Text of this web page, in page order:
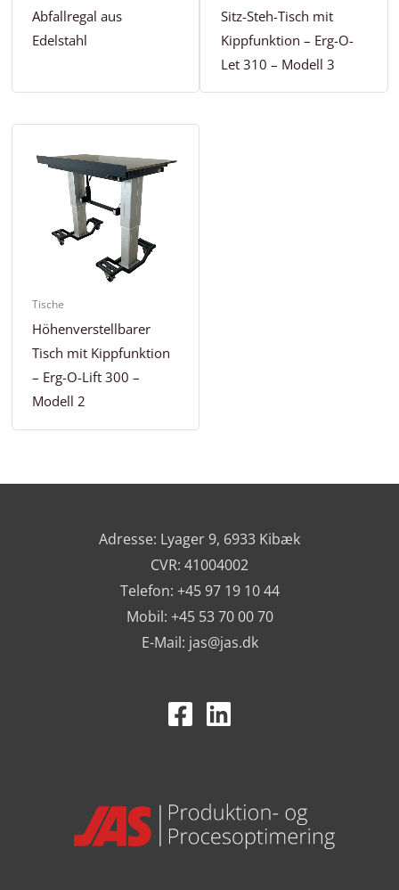
Abfallregal aus
Edelstahl
Sitz-Steh-Tisch mit
Kippfunktion – Erg-O-
Let 310 – Modell 3
Tische
Höhenverstellbarer
Tisch mit Kippfunktion
– Erg-O-Lift 300 –
Modell 2
Adresse: Lyager 9, 6933 Kibæk
CVR: 41004002
Telefon: +45 97 19 10 44
Mobil: +45 53 70 00 70
E-Mail: jas@jas.dk